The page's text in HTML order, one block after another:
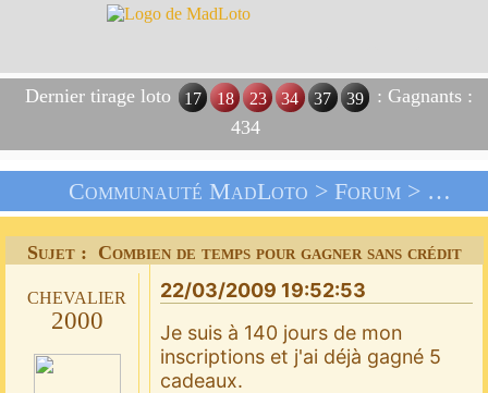
Dernier tirage loto 17 18 23 34 37 39
: Gagnants :
434
Communauté MadLoto > Forum> Les
Sujet : Combien de temps pour gagner sans crédit
chevalier
2000
22/03/2009 19:52:53
Je suis à 140 jours de mon
inscriptions et j'ai déjà gagné 5
cadeaux.